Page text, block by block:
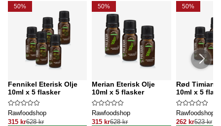
50%
Fennikel Eterisk Olje
10ml x 5 flasker
Rawfoodshop
315 kr628 kr
50%
Merian Eterisk Olje
10ml x 5 flasker
Rawfoodshop
315 kr628 kr
50%
Rød Timian
10ml x 5
Rawfoodshop
262 kr523 kr